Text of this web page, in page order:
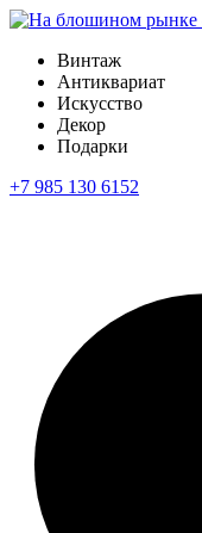
Винтаж
Антиквариат
Искусство
Декор
Подарки
+7 985 130 6152